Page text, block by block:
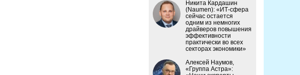
Никита Кардашин
(Naumen): «ИТ-сфера
сейчас остается
одним из немногих
драйверов повышения
эффективности
практически во всех
секторах экономики»
Алексей Наумов,
«Группа Астра»: